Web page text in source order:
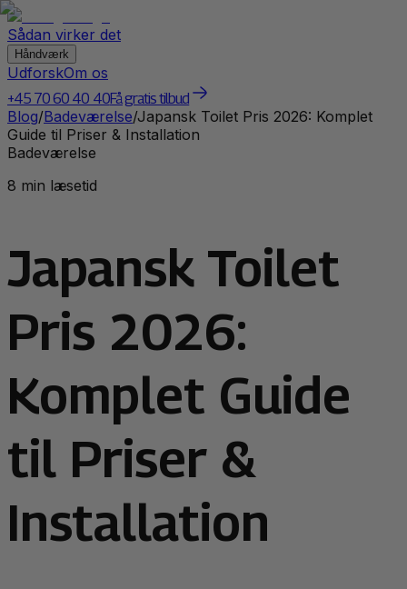
Sådan virker det
Håndværk
UdforskOm os
+45 70 60 40 40Få gratis tilbud
Blog/Badeværelse/Japansk Toilet Pris 2026: Komplet
Guide til Priser & Installation
Badeværelse
8 min læsetid
Japansk Toilet
Pris 2026:
Komplet Guide
til Priser &
Installation